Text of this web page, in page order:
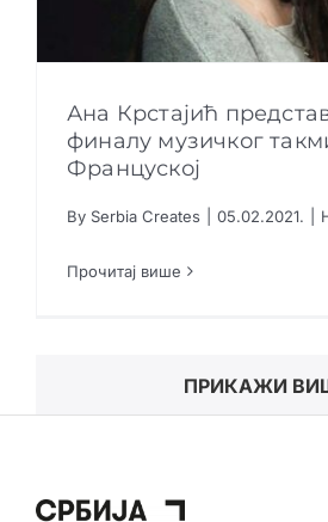
Ана Крстајић представља
Ана Крстајић
финалу музичког
Француској
By Serbia Creates 05.02.2021.
Прочитај више
ПРИКАЖИ